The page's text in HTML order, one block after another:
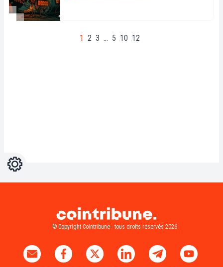
1 2 3 … 5 10 12
Réglages
© Copyright Cointribune - tous droits réservés 2026